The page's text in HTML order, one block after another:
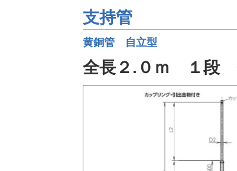
支持管
黄銅管 自立型
全長２.０ｍ １段